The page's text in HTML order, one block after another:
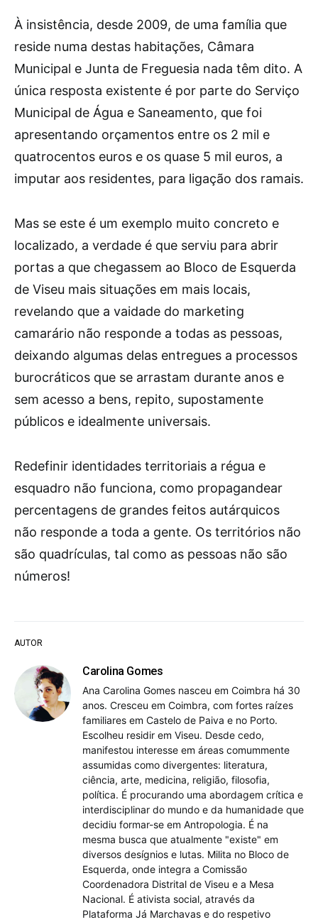
AUTOR
Carolina Gomes
Ana Carolina Gomes nasceu em Coimbra há 30
anos. Cresceu em Coimbra, com fortes raízes
familiares em Castelo de Paiva e no Porto.
Escolheu residir em Viseu. Desde cedo,
manifestou interesse em áreas comummente
assumidas como divergentes: literatura,
ciência, arte, medicina, religião, filosofia,
política. É procurando uma abordagem crítica e
interdisciplinar do mundo e da humanidade que
decidiu formar-se em Antropologia. É na
mesma busca que atualmente "existe" em
diversos desígnios e lutas. Milita no Bloco de
Esquerda, onde integra a Comissão
Coordenadora Distrital de Viseu e a Mesa
Nacional. É ativista social, através da
Plataforma Já Marchavas e do respetivo
À insistência, desde 2009, de uma família que
reside numa destas habitações, Câmara
Municipal e Junta de Freguesia nada têm dito. A
única resposta existente é por parte do Serviço
Municipal de Água e Saneamento, que foi
apresentando orçamentos entre os 2 mil e
quatrocentos euros e os quase 5 mil euros, a
imputar aos residentes, para ligação dos ramais.
Mas se este é um exemplo muito concreto e
localizado, a verdade é que serviu para abrir
portas a que chegassem ao Bloco de Esquerda
de Viseu mais situações em mais locais,
revelando que a vaidade do marketing
camarário não responde a todas as pessoas,
deixando algumas delas entregues a processos
burocráticos que se arrastam durante anos e
sem acesso a bens, repito, supostamente
públicos e idealmente universais.
Redefinir identidades territoriais a régua e
esquadro não funciona, como propagandear
percentagens de grandes feitos autárquicos
não responde a toda a gente. Os territórios não
são quadrículas, tal como as pessoas não são
números!